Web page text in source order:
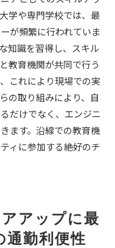
学や専門学校では、最
が頻繁に行われていま
知識を習得し、スキル
教育機関が共同で行う
これにより現場での実
の取り組みにより、自
だけでなく、エンジニ
ます。沿線での教育機
ィに参加する絶好のチ
アップに最
勤利便性